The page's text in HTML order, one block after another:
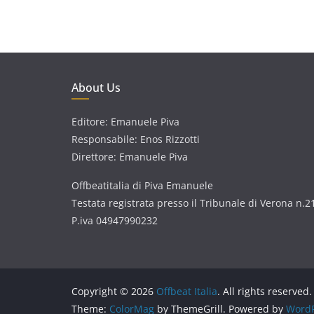
About Us
Editore: Emanuele Piva
Responsabile: Enos Rizzotti
Direttore: Emanuele Piva
Offbeatitalia di Piva Emanuele
Testata registrata presso il Tribunale di Verona
P.iva 04947990232
Copyright © 2026 Offbeat Italia. All rights reserved.
Theme: ColorMag by ThemeGrill. Powered by